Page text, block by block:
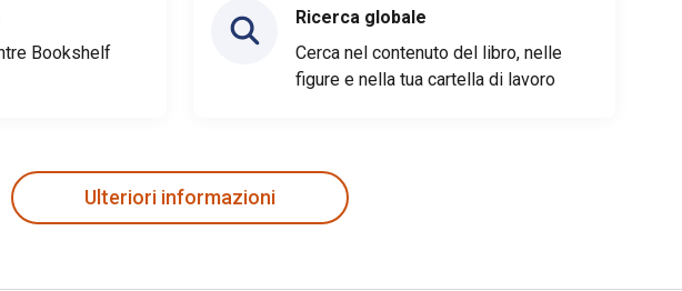
Bookshelf
Ricerca globale
Cerca nel contenuto del libro, nelle
figure e nella tua cartella di lavoro
Ulteriori informazioni